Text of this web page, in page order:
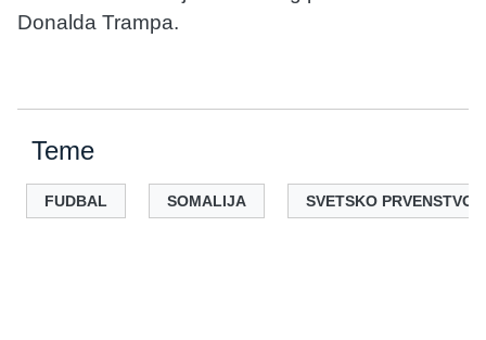
Donalda Trampa.
Teme
FUDBAL SOMALIJA SVETSKO PRVENSTVO